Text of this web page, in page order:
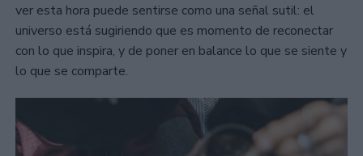
ver esta hora puede sentirse como una señal sutil: el
universo está sugiriendo que es momento de reconectar
con lo que inspira, y de poner en balance lo que se siente y
lo que se comparte.